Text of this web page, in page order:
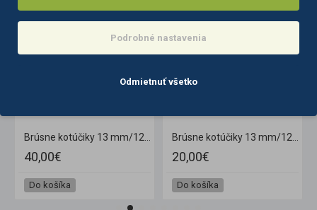
40,00€
Do košíka
20,00€
Do košíka
Podrobné nastavenia
Odmietnuť všetko